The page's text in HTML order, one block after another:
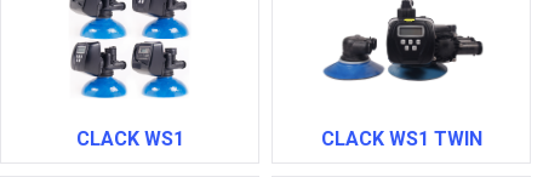
CLACK WS1 CLACK WS1 TWIN